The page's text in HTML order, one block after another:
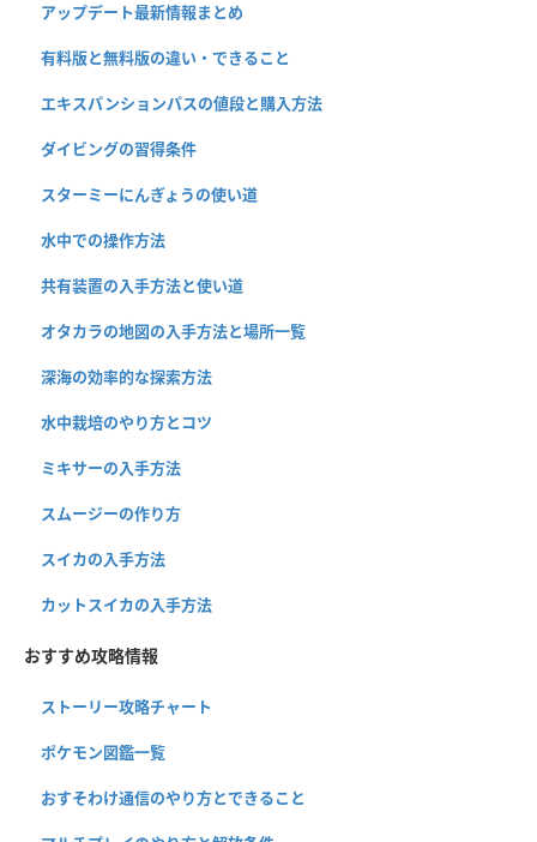
アップデート最新情報まとめ
有料版と無料版の違い・できること
エキスパンションパスの値段と購入方法
ダイビングの習得条件
スターミーにんぎょうの使い道
水中での操作方法
共有装置の入手方法と使い道
オタカラの地図の入手方法と場所一覧
深海の効率的な探索方法
水中栽培のやり方とコツ
ミキサーの入手方法
スムージーの作り方
スイカの入手方法
カットスイカの入手方法
おすすめ攻略情報
ストーリー攻略チャート
ポケモン図鑑一覧
おすそわけ通信のやり方とできること